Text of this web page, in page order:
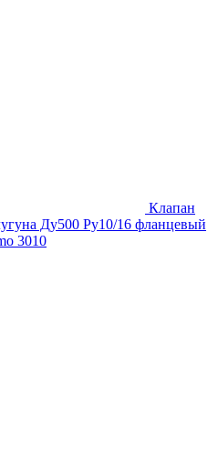
Клапан
Ду500 Ру10/16 фланцевый
3010